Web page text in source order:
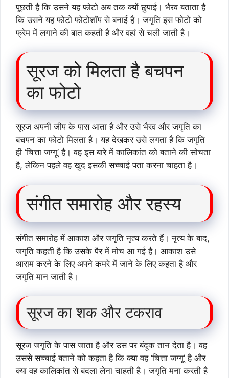
पूछती है कि उसने यह फोटो अब तक क्यों छुपाई। भैरव बताता है
कि उसने यह फोटो फोटोशॉप से बनाई है। जगृति इस फोटो को
फ्रेम में लगाने की बात कहती है और वहां से चली जाती है।
सूरज को मिलता है बचपन
का फोटो
सूरज अपनी जीप के पास आता है और उसे भैरव और जगृति का
बचपन का फोटो मिलता है। यह देखकर उसे लगता है कि जगृति
ही ‘चित्ता जग्गू’ है। वह इस बारे में कालिकांत को बताने की सोचता
है, लेकिन पहले वह खुद इसकी सच्चाई पता करना चाहता है।
संगीत समारोह और रहस्य
संगीत समारोह में आकाश और जगृति नृत्य करते हैं। नृत्य के बाद,
जगृति कहती है कि उसके पैर में मोच आ गई है। आकाश उसे
आराम करने के लिए अपने कमरे में जाने के लिए कहता है और
जगृति मान जाती है।
सूरज का शक और टकराव
सूरज जगृति के पास जाता है और उस पर बंदूक तान देता है। वह
उससे सच्चाई बताने को कहता है कि क्या वह ‘चित्ता जग्गू’ है और
क्या वह कालिकांत से बदला लेना चाहती है। जगृति मना करती है